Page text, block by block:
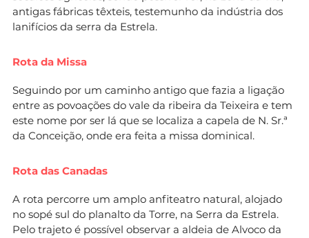
antigas fábricas têxteis, testemunho da indústria dos
lanifícios da serra da Estrela.
Rota da Missa
Seguindo por um caminho antigo que fazia a ligação
entre as povoações do vale da ribeira da Teixeira e tem
este nome por ser lá que se localiza a capela de N. Sr.ª
da Conceição, onde era feita a missa dominical.
Rota das Canadas
A rota percorre um amplo anfiteatro natural, alojado
no sopé sul do planalto da Torre, na Serra da Estrela.
Pelo trajeto é possível observar a aldeia de Alvoco da